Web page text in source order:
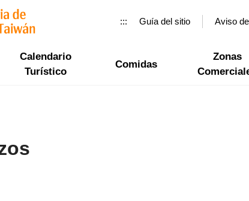
::: Guía del sitio Aviso
Calendario
Turístico
Comidas
Zonas